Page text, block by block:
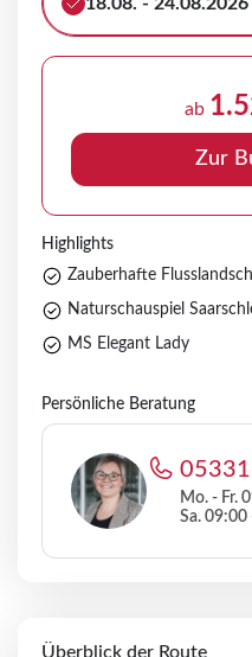
18.08. - 24.08.2026
ab
Zur
Highlights
Zauberhafte
Naturschauspiel
MS Elegant Lady
Persönliche Beratung
Mo. - Fr.
Sa.
Überblick der Route